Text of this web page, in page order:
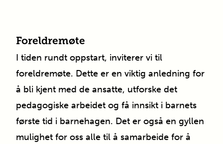
Foreldremøte
I tiden rundt oppstart, inviterer vi til
foreldremøte. Dette er en viktig anledning for
å bli kjent med de ansatte, utforske det
pedagogiske arbeidet og få innsikt i barnets
første tid i barnehagen. Det er også en gyllen
mulighet for oss alle til å samarbeide for å